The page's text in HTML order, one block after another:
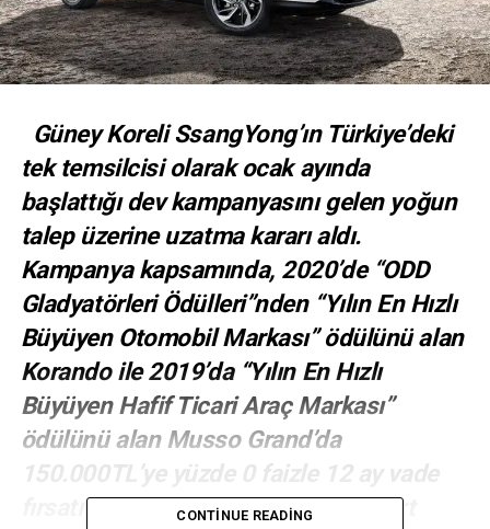
Güney Koreli SsangYong’ın Türkiye’deki
tek temsilcisi olarak ocak ayında
başlattığı dev kampanyasını gelen yoğun
talep üzerine uzatma kararı aldı.
Kampanya kapsamında, 2020’de “ODD
Gladyatörleri Ödülleri”nden “Yılın En Hızlı
Büyüyen Otomobil Markası” ödülünü alan
Korando ile 2019’da “Yılın En Hızlı
Büyüyen Hafif Ticari Araç Markası”
ödülünü alan Musso Grand’da
150.000TL’ye yüzde 0 faizle 12 ay vade
fırsatı sunuluyor. Kampanya,31 Mart
CONTINUE READING